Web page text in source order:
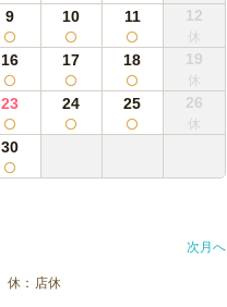
9 10 11 12
16 17 18 19
23 24 25 26
30
次月へ
店休